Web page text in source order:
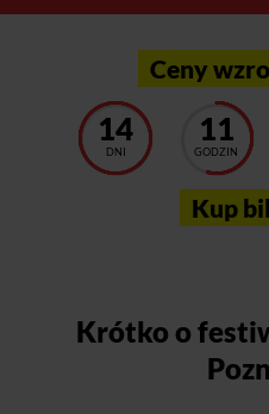
Ceny
14
DNI
11
GODZIN
Kup
Krótko o